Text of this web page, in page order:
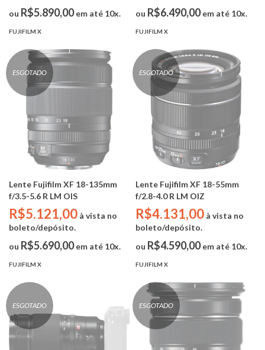
ou R$5.890,00em até 10x.
FUJIFILM X
ou R$6.490,00em até 10x.
FUJIFILM X
ESGOTADO
Lente Fujifilm XF 18-135mm
f/3.5-5.6 R LM OIS
R$5.121,00 à vista no
boleto/depósito.
ou R$5.690,00em até 10x.
FUJIFILM X
ESGOTADO
Lente Fujifilm XF 18-55mm
f/2.8-4.0 R LM OIZ
R$4.131,00 à vista no
boleto/depósito.
ou R$4.590,00em até 10x.
FUJIFILM X
ESGOTADO ESGOTADO